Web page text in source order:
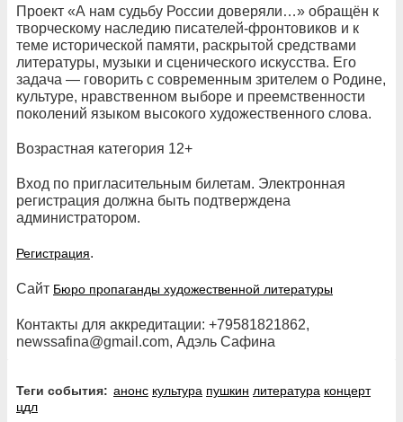
Проект «А нам судьбу России доверяли…» обращён к
творческому наследию писателей-фронтовиков и к
теме исторической памяти, раскрытой средствами
литературы, музыки и сценического искусства. Его
задача — говорить с современным зрителем о Родине,
культуре, нравственном выборе и преемственности
поколений языком высокого художественного слова.
Возрастная категория 12+
Вход по пригласительным билетам. Электронная
регистрация должна быть подтверждена
администратором.
Регистрация.
Сайт Бюро пропаганды художественной литературы
Контакты для аккредитации: +79581821862,
newssafina@gmail.com, Адэль Сафина
Теги события: анонс культура пушкин литература концерт
цдл